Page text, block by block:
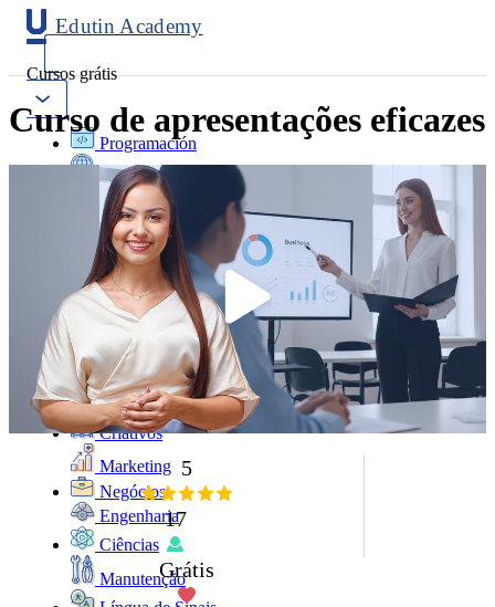
Edutin Academy
Cursos grátis
Programación
Cloud Computing
Produtividade Digital
Psicologia
Idiomas
Esportes
Saúde
Moda
Cozinha
Arte
Criativos
Marketing
Negócios
Engenharia
Ciências
Manutenção
Curso de apresentações eficazes
5
17
Grátis